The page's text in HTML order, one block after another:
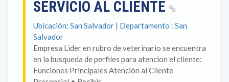
SERVICIO AL CLIENTE
Ubicación: San Salvador | Departamento : San
Salvador
Empresa Lider en rubro de veterinario se encuentra
en la busqueda de perfiles para atencion el cliente:
Funciones Principales Atención al Cliente